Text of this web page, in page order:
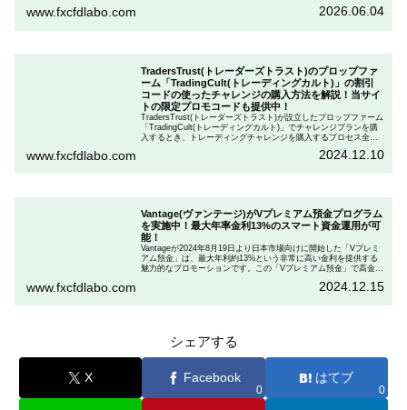
ランを申し込むときのクーポンコードを入力して割引にする方法
www.fxcfdlabo.com 2026.06.04
TradersTrust(トレーダーズトラスト)のプロップファ
ーム「TradingCult(トレーディングカルト)」の割引
コードの使ったチャレンジの購入方法を解説！当サイ
トの限定プロモコードも提供中！
TradersTrust(トレーダーズトラスト)が設立したプロップファーム
「TradingCult(トレーディングカルト)」でチャレンジプランを購
入するとき、トレーディングチャレンジを購入するプロセス全体
ます。さらに、TradingCultがほぼ定期的に実施している割引コー
www.fxcfdlabo.com 2024.12.10
Vantage(ヴァンテージ)がVプレミアム預金プログラム
を実施中！最大年率金利13%のスマート資金運用が可
能！
Vantageが2024年8月19日より日本市場向けに開始した「Vプレミ
アム預金」は、最大年利約13%という非常に高い金利を提供する
魅力的なプロモーションです。この「Vプレミアム預金」で高金利
「Vプレミアム預金」を行いたい人は、この記事をしっかりと読ん
www.fxcfdlabo.com 2024.12.15
シェアする
X Facebook
0
はてブ
0